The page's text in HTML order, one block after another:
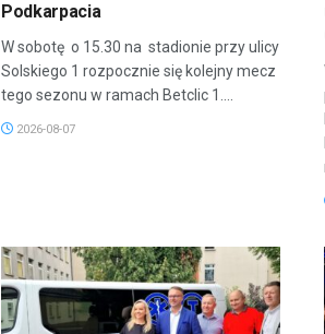
Podkarpacia
W sobotę o 15.30 na stadionie przy ulicy
Solskiego 1 rozpocznie się kolejny mecz
tego sezonu w ramach Betclic 1....
2026-08-07